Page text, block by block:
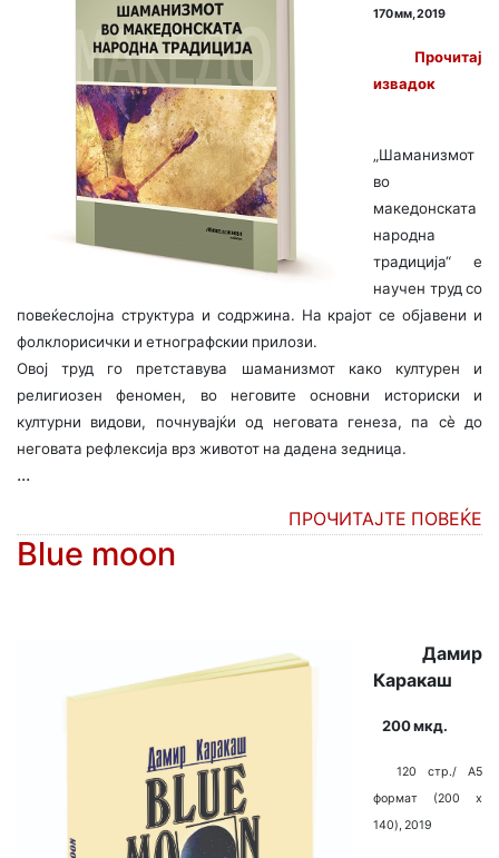
170 мм, 2019
Прочитај
извадок
„Шаманизмот
во
македонската
народна
традиција“ е
научен труд со
повеќеслојна структура и содржина. На крајот се објавени и
фолклорисички и етнографскии прилози.
Овој труд го претставува шаманизмот како културен и
религиозен феномен, во неговите основни историски и
културни видови, почнувајќи од неговата генеза, па сè до
неговата рефлексија врз животот на дадена зедница.
...
ПРОЧИТАЈТЕ ПОВЕЌЕ
Blue moon
Дамир
Каракаш
200 мкд.
120 стр./ A5
формат (200 x
140), 2019